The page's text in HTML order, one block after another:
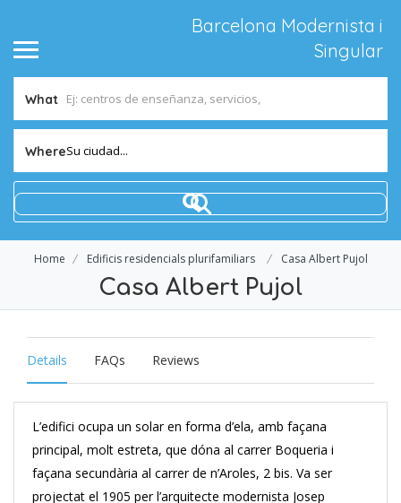
Barcelona Modernista i
Singular
What
WhereSu ciudad...
Home Edificis residencials plurifamiliars Casa Albert Pujol
Casa Albert Pujol
Details FAQs Reviews
L’edifici ocupa un solar en forma d’ela, amb façana
principal, molt estreta, que dóna al carrer Boqueria i
façana secundària al carrer de n’Aroles, 2 bis. Va ser
projectat el 1905 per l’arquitecte modernista Josep